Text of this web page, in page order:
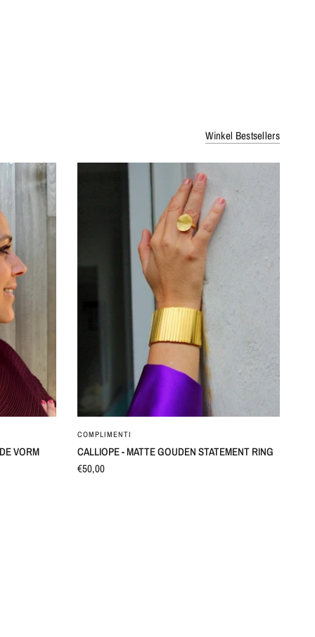
Winkel Bestsellers
VORM
COMPLIMENTI
CALLIOPE - MATTE GOUDEN STATEMENT RING
€50,00